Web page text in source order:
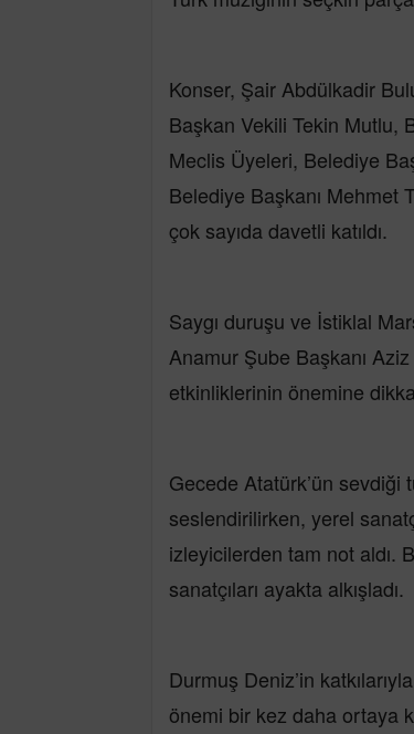
Konser, Şair Abdülkadir
Başkan Vekili Tekin Mutlu,
Meclis Üyeleri, Belediye
Belediye Başkanı Mehmet
çok sayıda davetli katıldı.
Saygı duruşu ve İstiklal
Anamur Şube Başkanı
etkinliklerinin önemine
Gecede Atatürk’ün
seslendirilirken, yerel
izleyicilerden tam not aldı.
sanatçıları ayakta alkışladı.
Durmuş Deniz’in
önemi bir kez daha ortaya